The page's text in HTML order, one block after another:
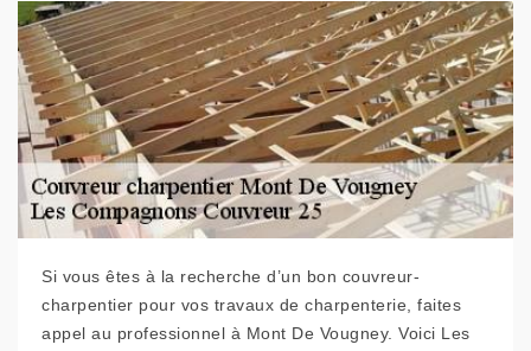
Si vous êtes à la recherche d’un bon couvreur-
charpentier pour vos travaux de charpenterie, faites
appel au professionnel à Mont De Vougney. Voici Les